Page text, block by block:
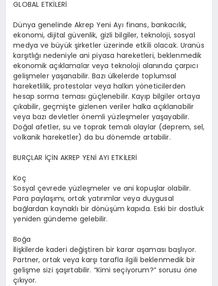
GLOBAL ETKİLERİ
Dünya genelinde Akrep Yeni Ayı finans, bankacılık,
ekonomi, dijital güvenlik, gizli bilgiler, teknoloji, sosyal
medya ve büyük şirketler üzerinde etkili olacak. Uranüs
karşıtlığı nedeniyle ani piyasa hareketleri, beklenmedik
ekonomik açıklamalar veya teknoloji alanında çarpıcı
gelişmeler yaşanabilir. Bazı ülkelerde toplumsal
hareketlilik, protestolar veya halkın yöneticilerden
hesap sorma teması güçlenebilir. Kayıp bilgiler ortaya
çıkabilir, geçmişte gizlenen veriler halka açıklanabilir
veya bazı devletler önemli yüzleşmeler yaşayabilir.
Doğal afetler, su ve toprak temalı olaylar (deprem, sel,
volkanik hareketler) da bu dönemde artabilir.
BURÇLAR İÇİN AKREP YENİ AYI ETKİLERİ
Koç
Sosyal çevrede yüzleşmeler ve ani kopuşlar olabilir.
Para paylaşımı, ortak yatırımlar veya duygusal
bağlardan kaynaklı bir dönüşüm kapıda. Eski bir dostluk
yeniden gündeme gelebilir.
Boğa
İlişkilerde kaderi değiştiren bir karar aşaması başlıyor.
Partner, ortak veya karşı tarafla ilgili beklenmedik bir
gelişme sizi şaşırtabilir. “Kimi seçiyorum?” sorusu öne
çıkıyor.